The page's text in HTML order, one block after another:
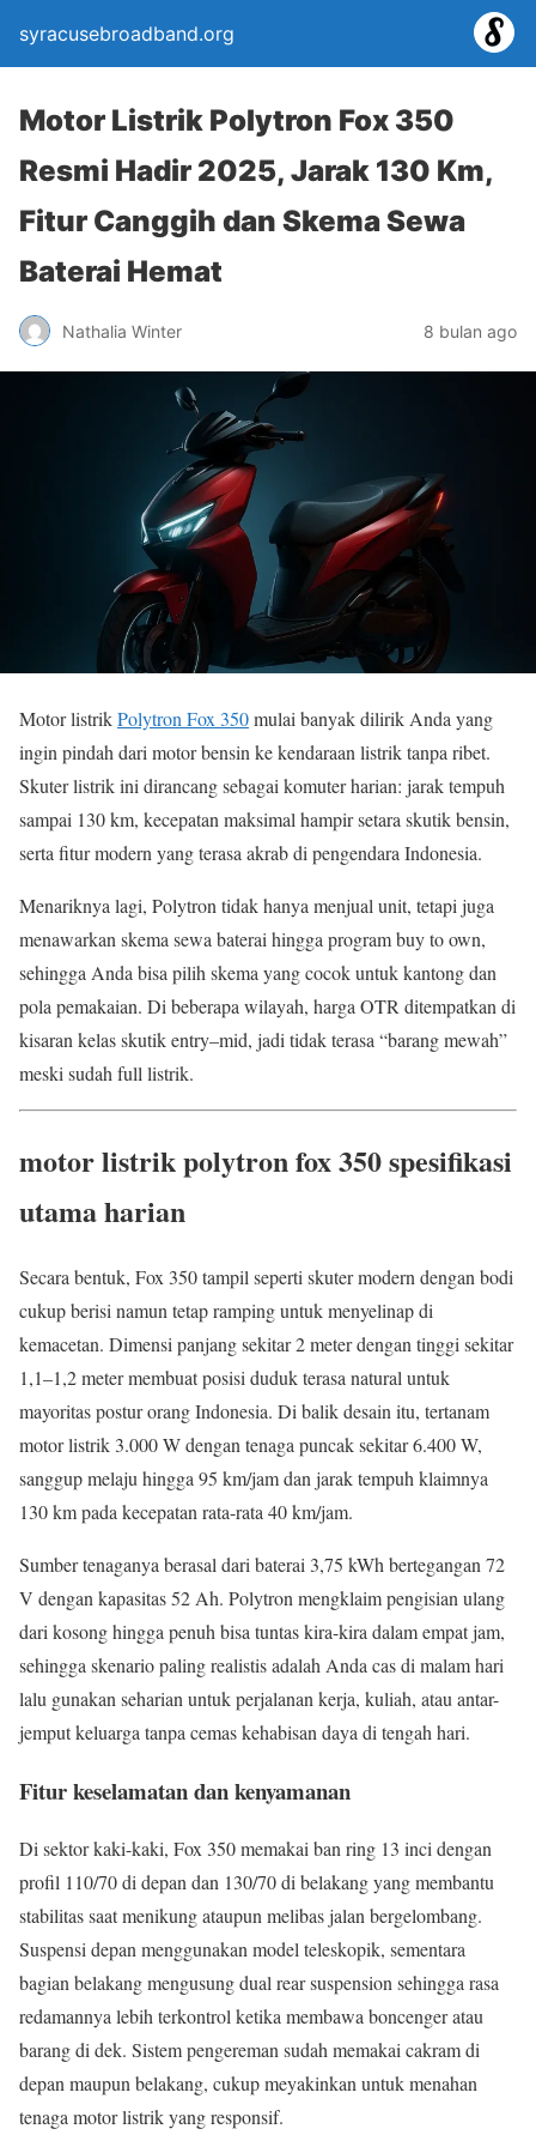
syracusebroadband.org
Motor Listrik Polytron Fox 350
Resmi Hadir 2025, Jarak 130 Km,
Fitur Canggih dan Skema Sewa
Baterai Hemat
Nathalia Winter 8 bulan ago
Motor listrikPolytron Fox 350mulai banyak dilirik Anda yang
ingin pindah dari motor bensin ke kendaraan listrik tanpa ribet.
Skuter listrik ini dirancang sebagai komuter harian: jarak tempuh
sampai 130 km, kecepatan maksimal hampir setara skutik bensin,
serta fitur modern yang terasa akrab di pengendara Indonesia.
Menariknya lagi, Polytron tidak hanya menjual unit, tetapi juga
menawarkan skema sewa baterai hingga program buy to own,
sehingga Anda bisa pilih skema yang cocok untuk kantong dan
pola pemakaian. Di beberapa wilayah, harga OTR ditempatkan di
kisaran kelas skutik entry–mid, jadi tidak terasa “barang mewah”
meski sudah full listrik.
motor listrik polytron fox 350 spesifikasi
utama harian
Secara bentuk, Fox 350 tampil seperti skuter modern dengan bodi
cukup berisi namun tetap ramping untuk menyelinap di
kemacetan. Dimensi panjang sekitar 2 meter dengan tinggi sekitar
1,1–1,2 meter membuat posisi duduk terasa natural untuk
mayoritas postur orang Indonesia. Di balik desain itu, tertanam
motor listrik 3.000 W dengan tenaga puncak sekitar 6.400 W,
sanggup melaju hingga 95 km/jam dan jarak tempuh klaimnya
130 km pada kecepatan rata-rata 40 km/jam.
Sumber tenaganya berasal dari baterai 3,75 kWh bertegangan 72
V dengan kapasitas 52 Ah. Polytron mengklaim pengisian ulang
dari kosong hingga penuh bisa tuntas kira-kira dalam empat jam,
sehingga skenario paling realistis adalah Anda cas di malam hari
lalu gunakan seharian untuk perjalanan kerja, kuliah, atau antar-
jemput keluarga tanpa cemas kehabisan daya di tengah hari.
Fitur keselamatan dan kenyamanan
Di sektor kaki-kaki, Fox 350 memakai ban ring 13 inci dengan
profil 110/70 di depan dan 130/70 di belakang yang membantu
stabilitas saat menikung ataupun melibas jalan bergelombang.
Suspensi depan menggunakan model teleskopik, sementara
bagian belakang mengusung dual rear suspension sehingga rasa
redamannya lebih terkontrol ketika membawa boncenger atau
barang di dek. Sistem pengereman sudah memakai cakram di
depan maupun belakang, cukup meyakinkan untuk menahan
tenaga motor listrik yang responsif.